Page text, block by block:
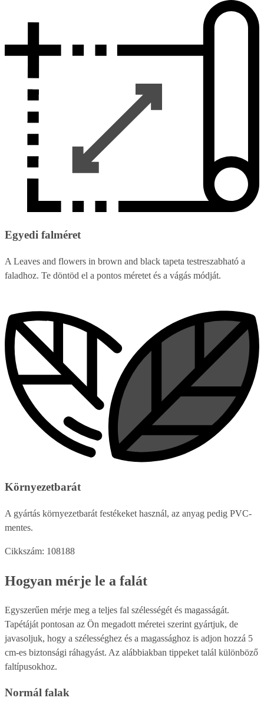
Egyedi falméret
A Leaves and flowers in brown and black tapeta testreszabható a
faladhoz. Te döntöd el a pontos méretet és a vágás módját.
Környezetbarát
A gyártás környezetbarát festékeket használ, az anyag pedig PVC-
mentes.
Cikkszám: 108188
Hogyan mérje le a falát
Egyszerűen mérje meg a teljes fal szélességét és magasságát.
Tapétáját pontosan az Ön megadott méretei szerint gyártjuk, de
javasoljuk, hogy a szélességhez és a magassághoz is adjon hozzá 5
cm-es biztonsági ráhagyást. Az alábbiakban tippeket talál különböző
faltípusokhoz.
Normál falak